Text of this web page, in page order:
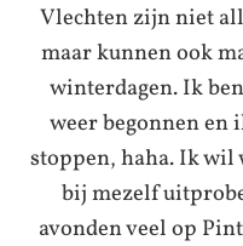
Vlechten zijn niet
maar kunnen ook
winterdagen. Ik
weer begonnen en
stoppen, haha. Ik wil
bij mezelf
avonden veel op